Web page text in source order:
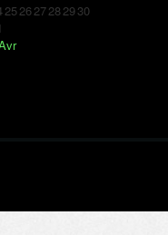
252627282930